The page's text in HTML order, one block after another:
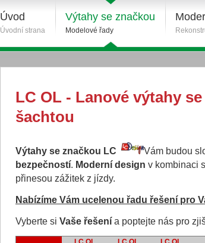
Úvod
Úvodní strana
Výtahy se značkou
Modelové řady
LC OL - Lanové výtahy
šachtou
Výtahy se značkou LC Vám budou
bezpečností. Moderní design v kombinaci
přinesou zážitek z jízdy.
Nabízíme Vám ucelenou řadu řešení pro
Vyberte si Vaše řešení a poptejte nás pro
LC OL
LC OL
LC OL